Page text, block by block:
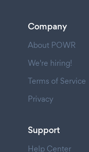
Company
About POWR
We're hiring!
Terms of Service
Privacy
Support
Help Center